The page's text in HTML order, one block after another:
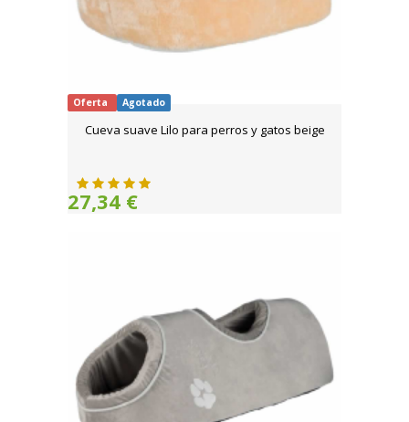
Oferta Agotado
Cueva suave Lilo para perros y gatos beige
27,34 €